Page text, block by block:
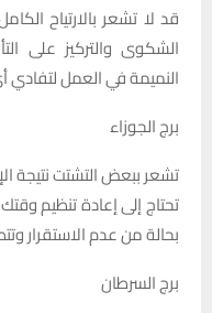
قد لا تشعر بالارتياح
الشكوى والتركيز على
النميمة في العمل
برج الجوزاء
تشعر ببعض التشتت نتيجة
تحتاج إلى إعادة تنظيم
بحالة من عدم الاستقرار
برج السرطان